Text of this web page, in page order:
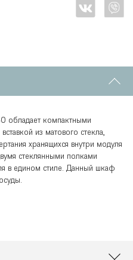
обладает компактными
из матового стекла,
хранящихся внутри модуля
стеклянными полками
в едином стиле. Данный шкаф